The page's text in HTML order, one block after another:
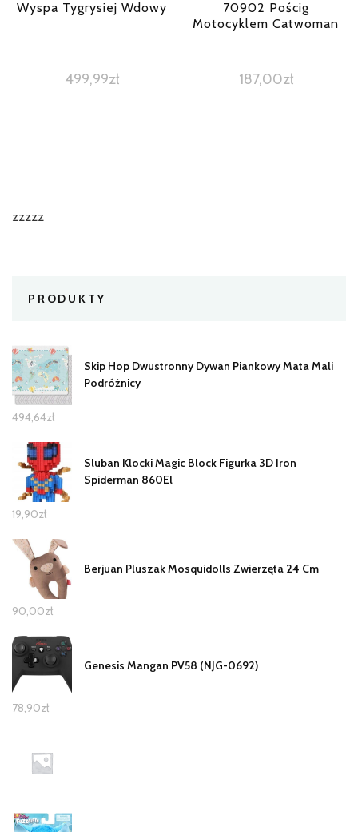
Wyspa Tygrysiej Wdowy
499,99zł
70902 Pościg
Motocyklem Catwoman
187,00zł
zzzzz
PRODUKTY
Skip Hop Dwustronny Dywan Piankowy Mata Mali
Podróżnicy
494,64zł
Sluban Klocki Magic Block Figurka 3D Iron
Spiderman 860El
19,90zł
Berjuan Pluszak Mosquidolls Zwierzęta 24 Cm
90,00zł
Genesis Mangan PV58 (NJG-0692)
78,90zł